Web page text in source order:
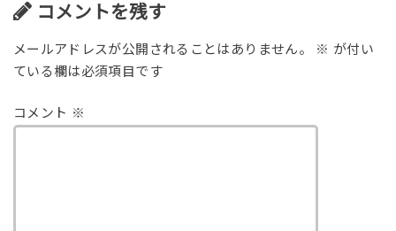
コメントを残す
メールアドレスが公開されることはありません。 ※ が付い
ている欄は必須項目です
コメント ※